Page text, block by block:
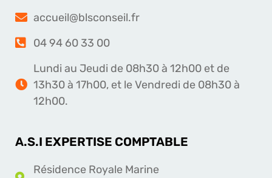
accueil@blsconseil.fr
04 94 60 33 00
Lundi au Jeudi de 08h30 à 12h00 et de
13h30 à 17h00, et le Vendredi de 08h30 à
12h00.
A.S.I EXPERTISE COMPTABLE
Résidence Royale Marine